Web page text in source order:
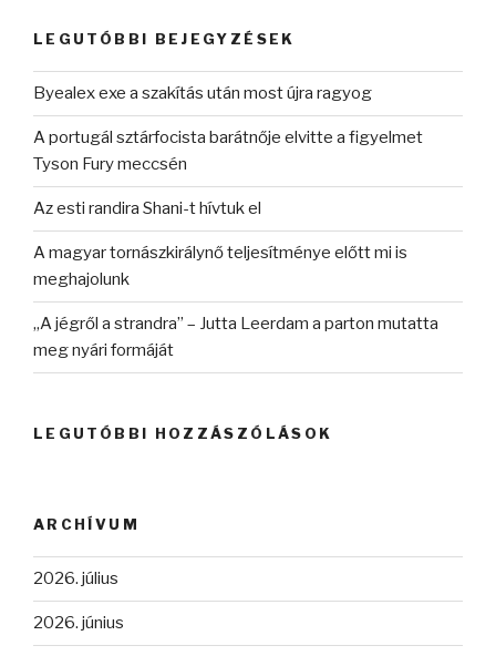
LEGUTÓBBI BEJEGYZÉSEK
Byealex exe a szakítás után most újra ragyog
A portugál sztárfocista barátnője elvitte a figyelmet
Tyson Fury meccsén
Az esti randira Shani-t hívtuk el
A magyar tornászkirálynő teljesítménye előtt mi is
meghajolunk
„A jégről a strandra” – Jutta Leerdam a parton mutatta
meg nyári formáját
LEGUTÓBBI HOZZÁSZÓLÁSOK
ARCHÍVUM
2026. július
2026. június